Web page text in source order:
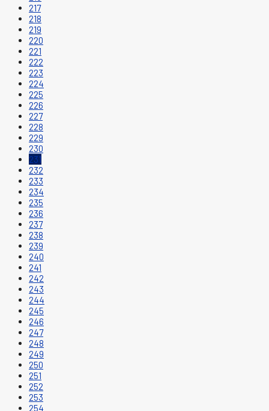
217
218
219
220
221
222
223
224
225
226
227
228
229
230
231
232
233
234
235
236
237
238
239
240
241
242
243
244
245
246
247
248
249
250
251
252
253
254